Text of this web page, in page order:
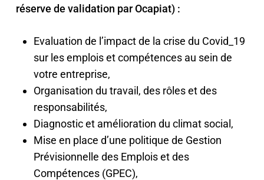
réserve de validation par Ocapiat) :
Evaluation de l’impact de la crise du Covid_19
sur les emplois et compétences au sein de
votre entreprise,
Organisation du travail, des rôles et des
responsabilités,
Diagnostic et amélioration du climat social,
Mise en place d’une politique de Gestion
Prévisionnelle des Emplois et des
Compétences (GPEC),